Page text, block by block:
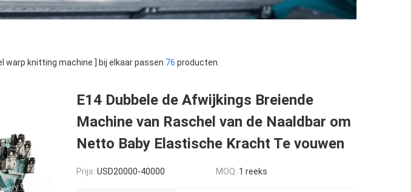
warp knitting machine ] bij elkaar passen 76 producten.
E14 Dubbele de Afwijkings Breiende
Machine van Raschel van de Naaldbar om
Netto Baby Elastische Kracht Te vouwen
Prijs: USD20000-40000 MOQ: 1 reeks